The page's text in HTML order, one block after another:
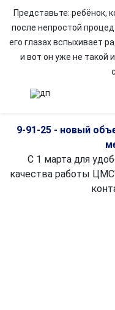
Представьте: ребёнок,
после непростой
его глазах вспыхивает
и вот он уже не такой
9-91-25 - новый
С 1 марта для
качества работы